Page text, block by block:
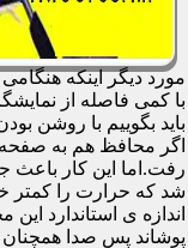
مورد دیگر اینکه
با کمی فاصله از
باید بگوییم با روشن
اگر محافظ هم به صفحه
رفت.اما این کار باعث
شد که حرارت را کمتر
اندازه ی استاندارد
پوشاند پس صدا همچنان